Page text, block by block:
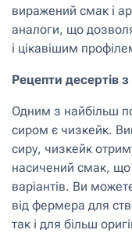
виражений смак і
аналоги, що
і цікавішим
Рецепти десертів
Одним з найбільш
сиром є чизкейк.
сиру, чизкейк
насичений смак, що
варіантів. Ви
від фермера для
так і для більш